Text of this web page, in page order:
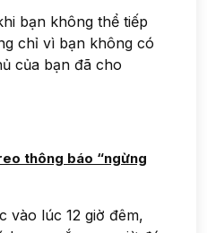
bạn không thể tiếp
chỉ vì bạn không có
của bạn đã cho
thông báo “ngừng
vào lúc 12 giờ đêm,